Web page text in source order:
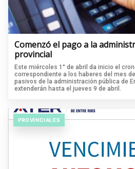
Comenzó el pago a la
provincial
Este miércoles 1° de abril da inicio el
correspondiente a los haberes del mes
pasivos de la administración pública de
extenderán hasta el jueves 9 de abril.
PROVINCIALES